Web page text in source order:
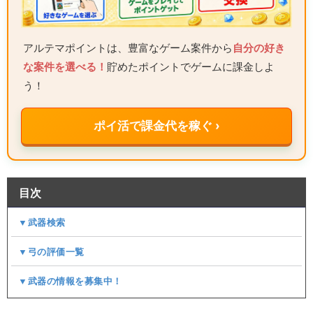
アルテマポイントは、豊富なゲーム案件から 自分の好き
な案件を選べる！ 貯めたポイントでゲームに課金しよ
う！
ポイ活で課金代を稼ぐ ›
目次
▼武器検索
▼弓の評価一覧
▼武器の情報を募集中！